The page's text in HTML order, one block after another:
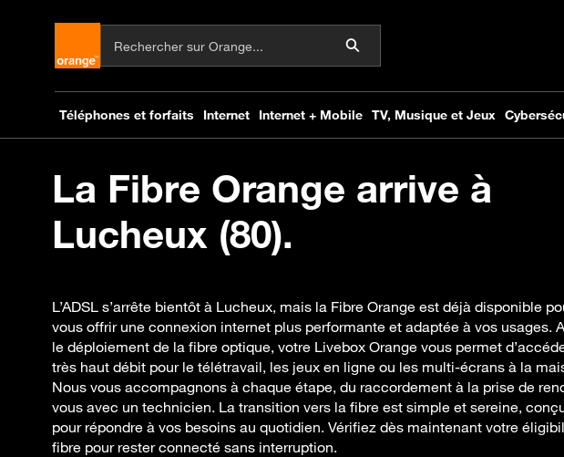
La Fibre Orange arrive à
Lucheux (80).
L’ADSL s’arrête bientôt à Lucheux, mais la Fibre Orange est déjà disponible
vous offrir une connexion internet plus performante et adaptée à vos usages.
le déploiement de la fibre optique, votre Livebox Orange vous permet
très haut débit pour le télétravail, les jeux en ligne ou les multi-écrans à la
Nous vous accompagnons à chaque étape, du raccordement à la prise de
vous avec un technicien. La transition vers la fibre est simple et sereine,
pour répondre à vos besoins au quotidien. Vérifiez dès maintenant votre
fibre pour rester connecté sans interruption.